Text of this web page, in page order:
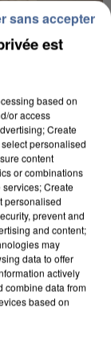
PAR UNE
est
based on
or access
Create
personalised
content
or combinations
Create
personalised
prevent and
and content;
may
data to offer
actively
combine data from
based on
sans accepter